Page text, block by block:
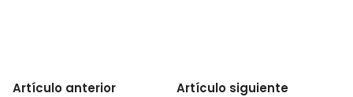
Artículo anterior Artículo siguiente